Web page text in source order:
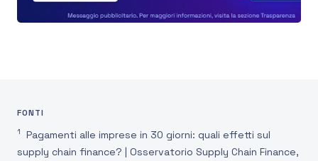
FONTI
1
Pagamenti alle imprese in 30 giorni: quali effetti sul
supply chain finance? | Osservatorio Supply Chain Finance,